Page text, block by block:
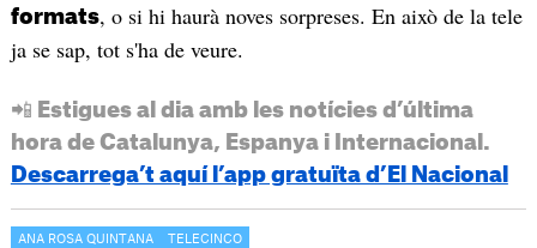
formats, o si hi haurà noves sorpreses. En això de la tele
ja se sap, tot s'ha de veure.
📲 Estigues al dia amb les notícies d’última
hora de Catalunya, Espanya i Internacional.
Descarrega’t aquí l’app gratuïta d’El Nacional
ANA ROSA QUINTANA TELECINCO